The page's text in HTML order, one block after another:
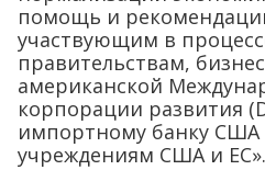
помощь и
участвующим в
правительствам,
американской
корпорации развития
импортному банку США
учреждениям США и ЕС».